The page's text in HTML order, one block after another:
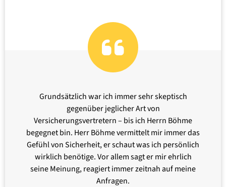
Grundsätzlich war ich immer sehr skeptisch
gegenüber jeglicher Art von
Versicherungsvertretern – bis ich Herrn Böhme
begegnet bin. Herr Böhme vermittelt mir immer das
Gefühl von Sicherheit, er schaut was ich persönlich
wirklich benötige. Vor allem sagt er mir ehrlich
seine Meinung, reagiert immer zeitnah auf meine
Anfragen.